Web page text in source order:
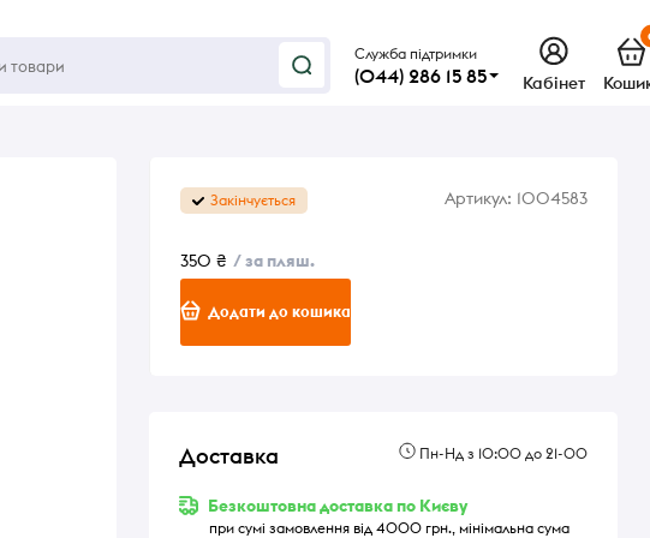
Служба підтримки
(044) 286 15 85 Кабінет
Закінчується Артикул: 1004583
350 ₴ / за пляш.
Додати до кошика
Доставка Пн-Нд з 10:00 до 21-00
Безкоштовна доставка по Києву
при сумі замовлення від 4000 грн., мінімальна сума